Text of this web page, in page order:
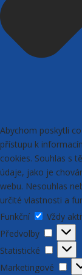
Abychom poskytli
přístupu k
cookies. Souhlas s
údaje, jako je
webu. Nesouhlas
určité vlastnosti a
Funkční
Funkční
Vždy
Předvolby
Statistické
Marketingové